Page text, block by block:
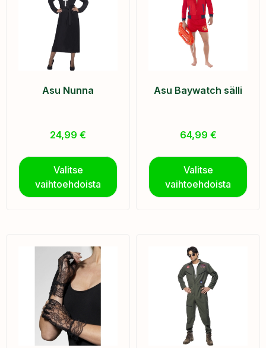
Asu Nunna
24,99 €
Valitse
vaihtoehdoista
Asu Baywatch sälli
64,99 €
Valitse
vaihtoehdoista